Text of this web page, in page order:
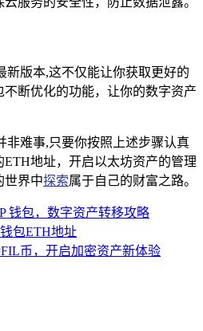
新版本,这不仅能让你获取更好的
断优化的功能，让你的数字资产
非难事,只要你按照上述步骤认真
地址，开启以太坊资产的管理
世界中探索属于自己的财富之路。
钱包，数字资产转移攻略
包ETH地址
FIL币，开启加密资产新体验